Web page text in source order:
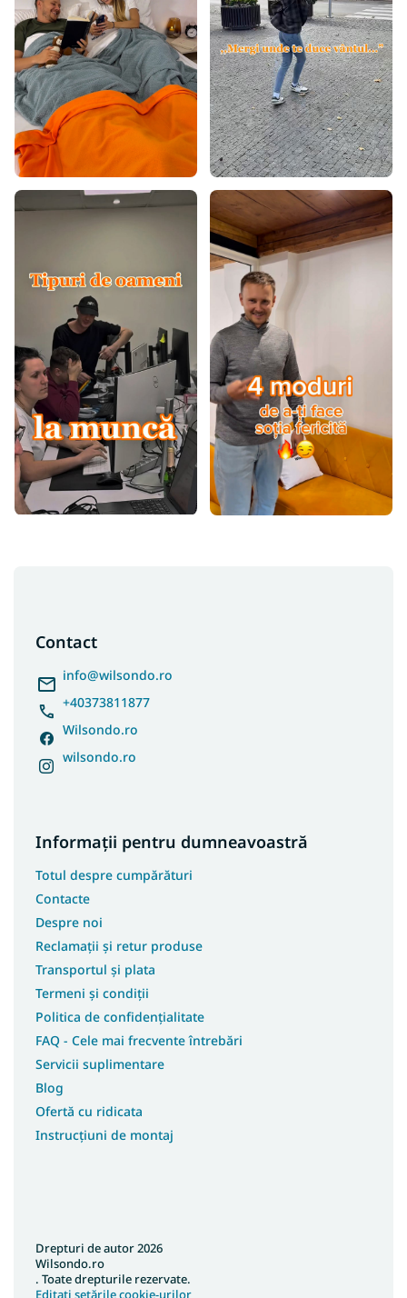
Contact
info@wilsondo.ro
+40373811877
Wilsondo.ro
wilsondo.ro
Informații pentru dumneavoastră
Totul despre cumpărături
Contacte
Despre noi
Reclamații și retur produse
Transportul și plata
Termeni și condiții
Politica de confidențialitate
FAQ - Cele mai frecvente întrebări
Servicii suplimentare
Blog
Ofertă cu ridicata
Instrucțiuni de montaj
Drepturi de autor 2026
Wilsondo.ro
. Toate drepturile rezervate.
Editați setările cookie-urilor